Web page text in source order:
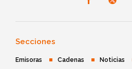
Secciones
Emisoras Cadenas Noticias